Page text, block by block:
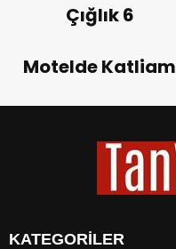
Çığlık 6
Motelde Katliam
KATEGORİLER